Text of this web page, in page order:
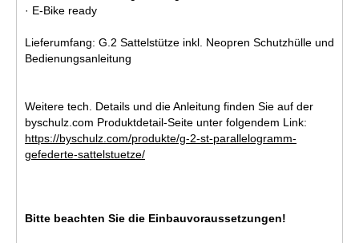
· E-Bike ready
Lieferumfang: G.2 Sattelstütze inkl. Neopren Schutzhülle und
Bedienungsanleitung
Weitere tech. Details und die Anleitung finden Sie auf der
byschulz.com Produktdetail-Seite unter folgendem Link:
https://byschulz.com/produkte/g-2-st-parallelogramm-
gefederte-sattelstuetze/
Bitte beachten Sie die Einbauvoraussetzungen!